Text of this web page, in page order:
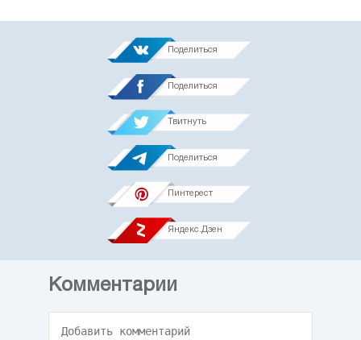
Поделиться
Поделиться
Твитнуть
Поделиться
Пинтерест
Яндекс.Дзен
Комментарии